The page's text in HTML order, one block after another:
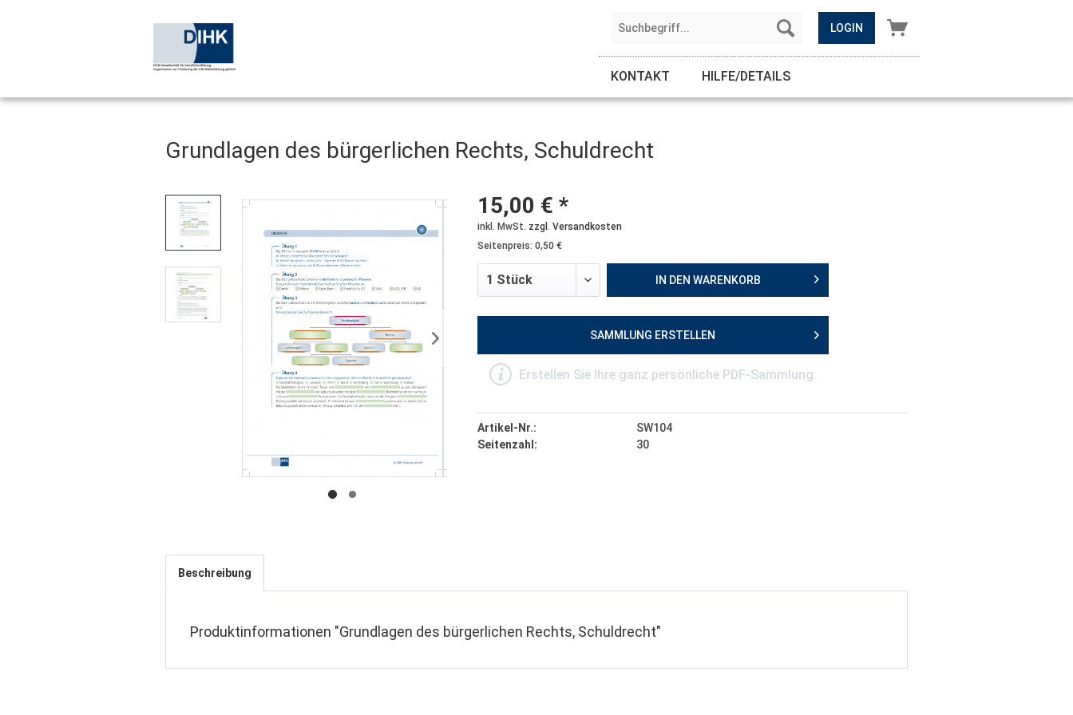
LOGIN
KONTAKT HILFE/DETAILS
Grundlagen des bürgerlichen Rechts, Schuldrecht
15,00 € *
inkl. MwSt. zzgl. Versandkosten
Seitenpreis: 0,50 €
IN DEN WARENKORB
SAMMLUNG ERSTELLEN
Erstellen Sie Ihre ganz persönliche PDF-Sammlung.
Artikel-Nr.:
SW104
Seitenzahl:
30
Beschreibung
Produktinformationen "Grundlagen des bürgerlichen Rechts, Schuldrecht"